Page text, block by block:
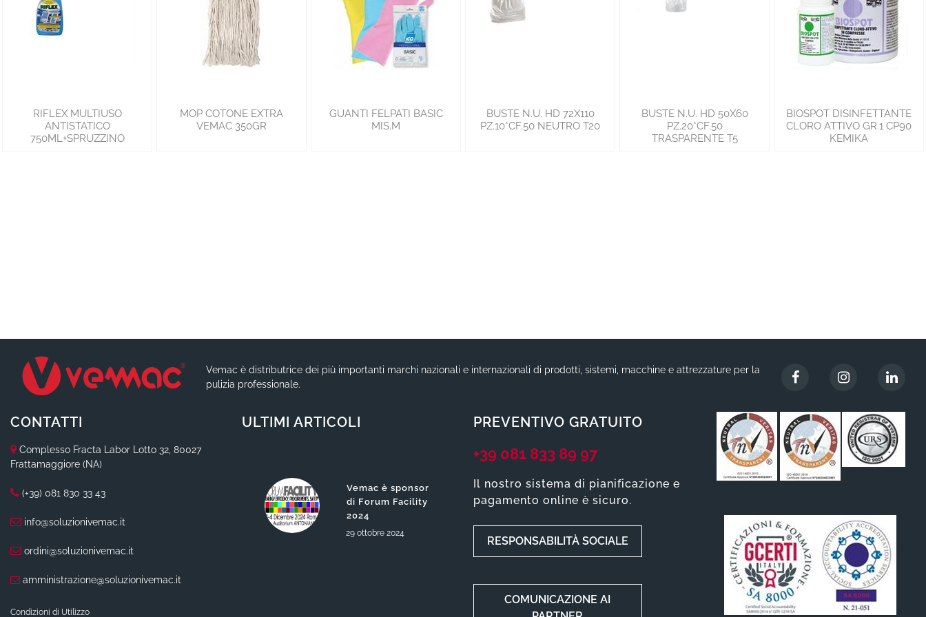
RIFLEX MULTIUSO
ANTISTATICO
750ML+SPRUZZINO
MOP COTONE EXTRA
VEMAC 350GR
GUANTI FELPATI BASIC
MIS.M
BUSTE N.U. HD 72X110
PZ.10*CF.50 NEUTRO T20
BUSTE N.U. HD 50X60
PZ.20*CF.50
TRASPARENTE T5
BIOSPOT DISINFETTANTE
CLORO ATTIVO GR.1 CP90
KEMIKA
Vemac è distributrice dei più importanti marchi nazionali e internazionali di prodotti, sistemi, macchine e attrezzature per la
pulizia professionale.
CONTATTI
Complesso Fracta Labor Lotto 32, 80027
Frattamaggiore (NA)
(+39) 081 830 33 43
info@soluzionivemac.it
ordini@soluzionivemac.it
amministrazione@soluzionivemac.it
Condizioni di Utilizzo
ULTIMI ARTICOLI
Vemac è sponsor
di Forum Facility
2024
29 ottobre 2024
PREVENTIVO GRATUITO
+39 081 833 89 97
Il nostro sistema di pianificazione e
pagamento online è sicuro.
RESPONSABILITÀ SOCIALE
COMUNICAZIONE AI